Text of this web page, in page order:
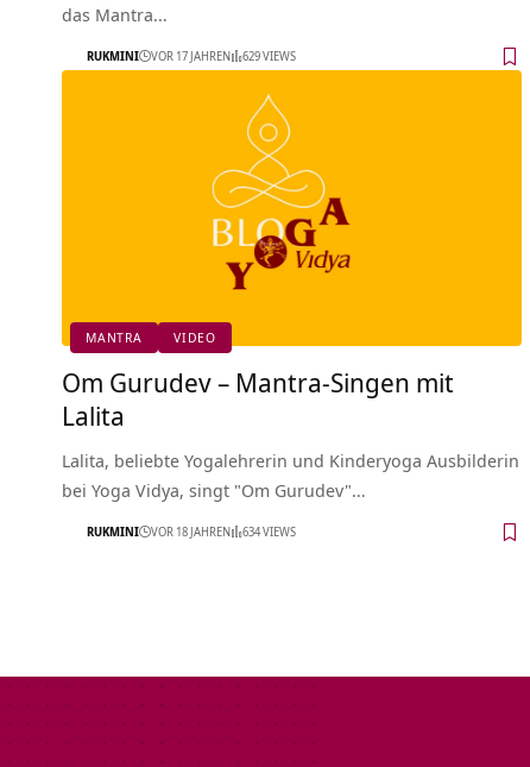
das Mantra…
RUKMINI VOR 17 JAHREN 629 VIEWS
MANTRA VIDEO
Om Gurudev – Mantra-Singen mit
Lalita
Lalita, beliebte Yogalehrerin und Kinderyoga Ausbilderin
bei Yoga Vidya, singt "Om Gurudev"…
RUKMINI VOR 18 JAHREN 634 VIEWS